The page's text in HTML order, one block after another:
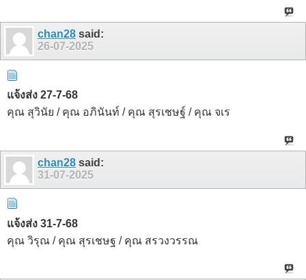
chan28 said:
26-07-2025
แจ้งส่ง 27-7-68
คุณ สุวินัย / คุณ อภินันท์ / คุณ สุรเชษฐ์ / คุณ จเร
chan28 said:
31-07-2025
แจ้งส่ง 31-7-68
คุณ วิรุณ / คุณ สุรเชษฐ / คุณ สรวงวรรณ